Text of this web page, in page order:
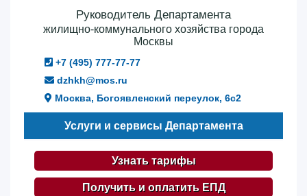
Руководитель Департамента
жилищно-коммунального хозяйства города
Москвы
+7 (495) 777-77-77
dzhkh@mos.ru
Москва, Богоявленский переулок, 6с2
Услуги и сервисы Департамента
Узнать тарифы
Получить и оплатить ЕПД